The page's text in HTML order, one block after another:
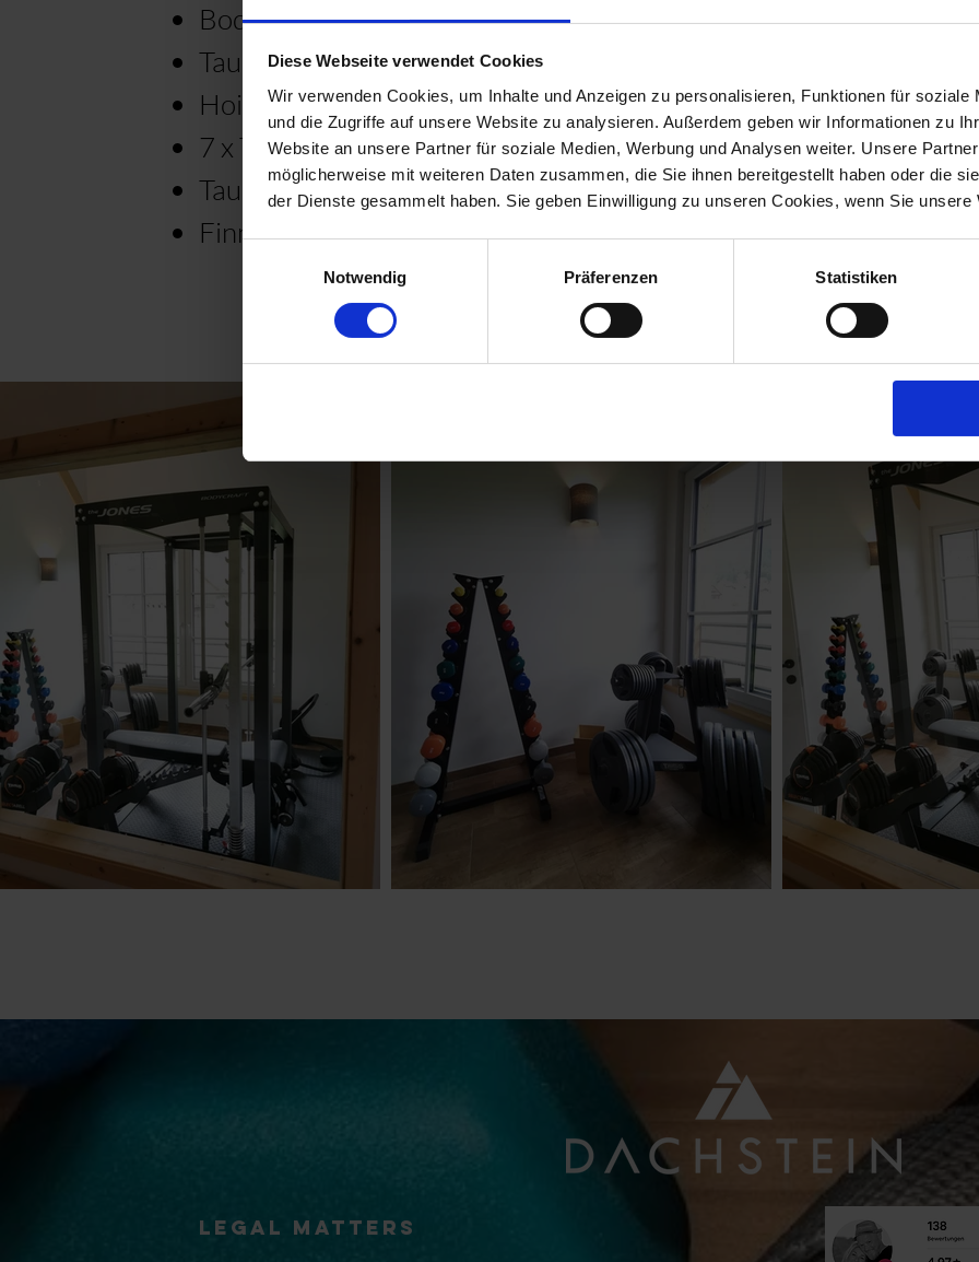
Diese Webseite verwendet Cookies
Wir verwenden Cookies, um Inhalte und Anzeigen zu personalisieren, Funktionen für soziale
und die Zugriffe auf unsere Website zu analysieren. Außerdem geben wir Informationen zu
Website an unsere Partner für soziale Medien, Werbung und Analysen weiter. Unsere
möglicherweise mit weiteren Daten zusammen, die Sie ihnen bereitgestellt haben oder die
der Dienste gesammelt haben. Sie geben Einwilligung zu unseren Cookies, wenn Sie
Notwendig
Präferenzen Statistiken
Bodycraft CFT power station 90 kg weight block
Taurus Studio Weight Bench B950
Hoist Fitness abdominal and back trainer
7 x Taurus weight plates 3G rubberised 50 mm from 1.25 kg to
Taurus yoga mat and training mat
Finnlo by Hammer Ab Dominox ab trainer
Legal Matters